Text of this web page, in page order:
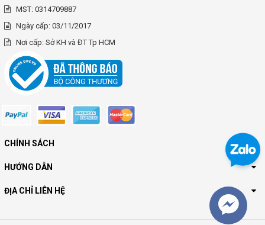
MST: 0314709887
Ngày cấp: 03/11/2017
Nơi cấp: Sở KH và ĐT Tp HCM
CHÍNH SÁCH
HƯỚNG DẪN
ĐỊA CHỈ LIÊN HỆ